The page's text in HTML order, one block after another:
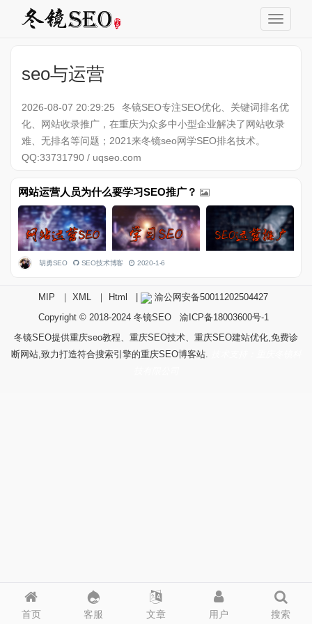
seo与运营
2026-08-07 20:29:25
冬镜SEO专注SEO优化、关键词排名优
化、网站收录推广，在重庆为众多中小型企业解决了网站收录
难、无排名等问题；2021来冬镜seo网学SEO排名技术。
QQ:33731790 / uqseo.com
网站运营人员为什么要学习SEO推广？
胡勇SEO SEO技术博客 2020-1-6
首页 客服 文章 用户 搜索
MIP ｜ XML ｜ Html
渝公网安备50011202504427
Copyright © 2018-2024 冬镜SEO
渝ICP备18003600号-1
冬镜SEO提供重庆seo教程、重庆SEO技术、重庆SEO建站优化,免费诊
断网站,致力打造符合搜索引擎的重庆SEO博客站.